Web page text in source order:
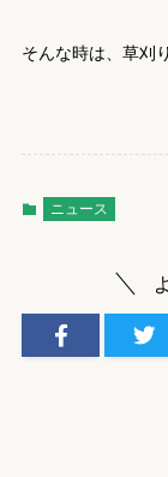
そんな時は、草刈
ニュース